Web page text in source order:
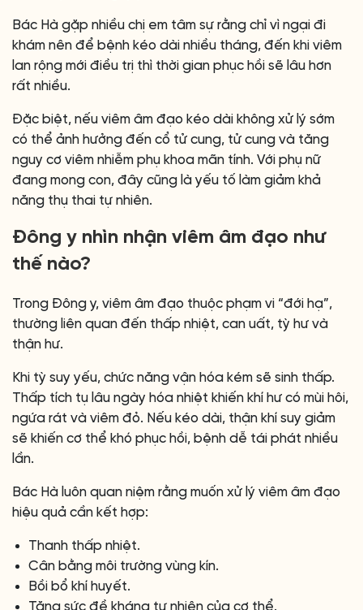
Bác Hà gặp nhiều chị em tâm sự rằng chỉ vì ngại đi
khám nên để bệnh kéo dài nhiều tháng, đến khi viêm
lan rộng mới điều trị thì thời gian phục hồi sẽ lâu hơn
rất nhiều.
Đặc biệt, nếu viêm âm đạo kéo dài không xử lý sớm
có thể ảnh hưởng đến cổ tử cung, tử cung và tăng
nguy cơ viêm nhiễm phụ khoa mãn tính. Với phụ nữ
đang mong con, đây cũng là yếu tố làm giảm khả
năng thụ thai tự nhiên.
Đông y nhìn nhận viêm âm đạo như
thế nào?
Trong Đông y, viêm âm đạo thuộc phạm vi “đới hạ”,
thường liên quan đến thấp nhiệt, can uất, tỳ hư và
thận hư.
Khi tỳ suy yếu, chức năng vận hóa kém sẽ sinh thấp.
Thấp tích tụ lâu ngày hóa nhiệt khiến khí hư có mùi hôi,
ngứa rát và viêm đỏ. Nếu kéo dài, thận khí suy giảm
sẽ khiến cơ thể khó phục hồi, bệnh dễ tái phát nhiều
lần.
Bác Hà luôn quan niệm rằng muốn xử lý viêm âm đạo
hiệu quả cần kết hợp:
Thanh thấp nhiệt.
Cân bằng môi trường vùng kín.
Bồi bổ khí huyết.
Tăng sức đề kháng tự nhiên của cơ thể.